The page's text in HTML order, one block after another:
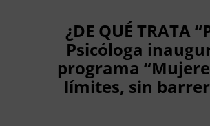
¿DE QUÉ TRATA
Psicóloga
programa
límites, sin